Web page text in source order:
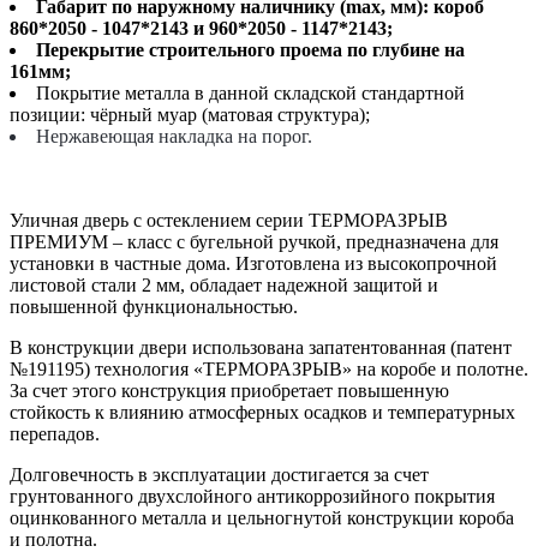
Габарит по наружному наличнику (max, мм): короб
860*2050 - 1047*2143 и 960*2050 - 1147*2143;
Перекрытие строительного проема по глубине на
161мм;
Покрытие металла в данной складской стандартной
позиции: чёрный муар (матовая структура);
Нержавеющая накладка на порог.
Уличная дверь с остеклением серии ТЕРМОРАЗРЫВ
ПРЕМИУМ – класс с бугельной ручкой, предназначена для
установки в частные дома. Изготовлена из высокопрочной
листовой стали 2 мм, обладает надежной защитой и
повышенной функциональностью.
В конструкции двери использована запатентованная (патент
№191195) технология «ТЕРМОРАЗРЫВ» на коробе и полотне.
За счет этого конструкция приобретает повышенную
стойкость к влиянию атмосферных осадков и температурных
перепадов.
Долговечность в эксплуатации достигается за счет
грунтованного двухслойного антикоррозийного покрытия
оцинкованного металла и цельногнутой конструкции короба
и полотна.